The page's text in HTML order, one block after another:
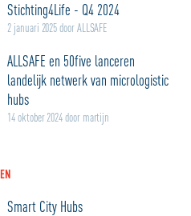
Stichting4Life - Q4 2024
2 januari 2025 door ALLSAFE
ALLSAFE en 50five lanceren
landelijk netwerk van micrologistic
hubs
14 oktober 2024 door martijn
Smart City Hubs